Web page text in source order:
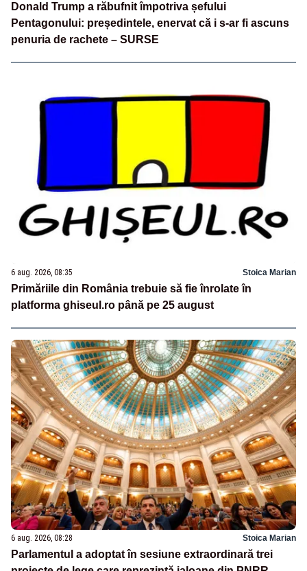
Donald Trump a răbufnit împotriva șefului
Pentagonului: președintele, enervat că i s-ar fi ascuns
penuria de rachete – SURSE
6 aug. 2026, 08:35 Stoica Marian
Primăriile din România trebuie să fie înrolate în
platforma ghiseul.ro până pe 25 august
6 aug. 2026, 08:28 Stoica Marian
Parlamentul a adoptat în sesiune extraordinară trei